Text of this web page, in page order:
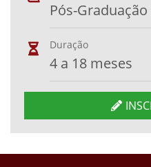
Pós-
Duração
4 a 18 meses